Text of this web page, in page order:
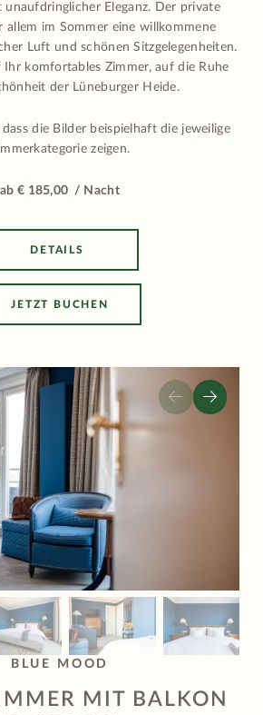
unaufdringlicher Eleganz. Der private
allem im Sommer eine willkommene
Luft und schönen Sitzgelegenheiten.
Ihr komfortables Zimmer, auf die Ruhe
der Lüneburger Heide.
die Bilder beispielhaft die jeweilige
zeigen.
ab € 185,00 / Nacht
DETAILS
JETZT BUCHEN
MIT BALKON
BLUE MOOD